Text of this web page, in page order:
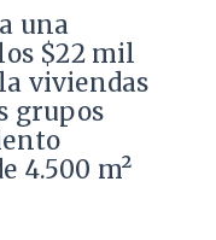
una
$22 mil
viviendas
grupos
4.500 m²